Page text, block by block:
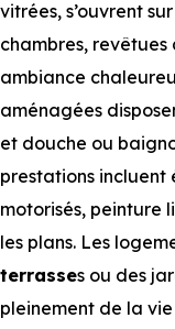
vitrées, s’ouvrent
chambres,
ambiance
aménagées
et douche ou
prestations
motorisés, peinture
les plans. Les
terrasses ou des
pleinement de la